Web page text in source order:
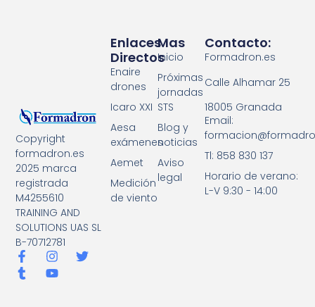
Copyright
formadron.es
2025 marca
registrada
M4255610
TRAINING AND
SOLUTIONS UAS SL
B-70712781
Mas
Inicio
Próximas
jornadas
STS
Blog y
noticias
Aviso
legal
Enlaces
Directos
Enaire
drones
Icaro XXI
Aesa
exámenes
Aemet
Medición
de viento
Contacto:
Formadron.es
Calle Alhamar 25
18005 Granada
Email:
Tl: 858 830 137
Horario de verano:
L-V 9:30 - 14:00